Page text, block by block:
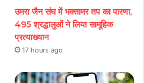
उमरा जैन संघ में भक्तामर तप का पारणा,
495 श्रद्धालुओं ने लिया सामूहिक
प्रत्याख्यान
17 hours ago